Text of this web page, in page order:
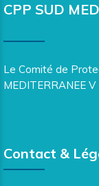
CPP SUD
Le Comité de
MEDITERRANEE V
Contact &